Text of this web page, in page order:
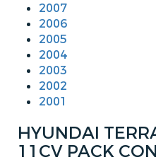
2007
2006
2005
2004
2003
2002
2001
HYUNDAI
11CV PACK